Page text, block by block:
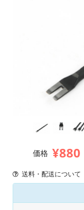
価格 ¥880
送料・配送について